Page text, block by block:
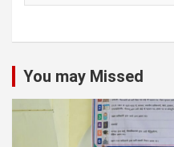
You may Missed